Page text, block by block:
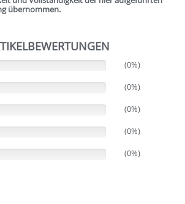
übernommen.
(0%)
(0%)
(0%)
(0%)
(0%)